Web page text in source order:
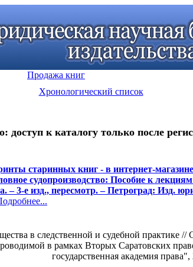
Продажа книг
Хронологический список
доступ к каталогу только после
старинных книг - в интернет-
судопроизводство: Пособие к
– 3-е изд., пересмотр. – Петроград: Изд.
в следственной и судебной практике
в рамках Вторых Саратовских
государственная академия